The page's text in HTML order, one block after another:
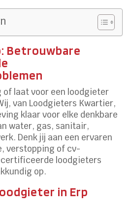
Betrouwbare
of laat voor een loodgieter
van Loodgieters Kwartier,
klaar voor elke denkbare
water, gas, sanitair,
Denk jij aan een ervaren
verstopping of cv-
loodgieters
op.
in Erp